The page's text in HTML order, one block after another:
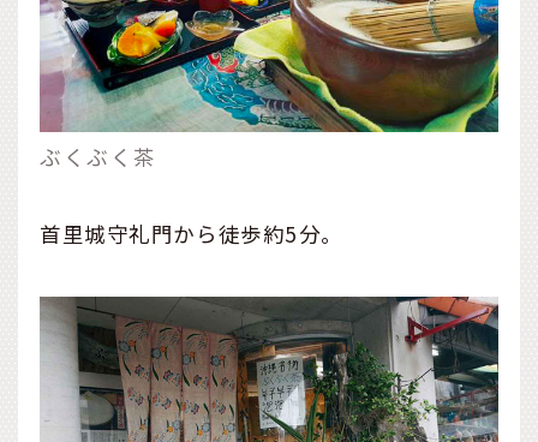
ぶくぶく茶
首里城守礼門から徒歩約5分。